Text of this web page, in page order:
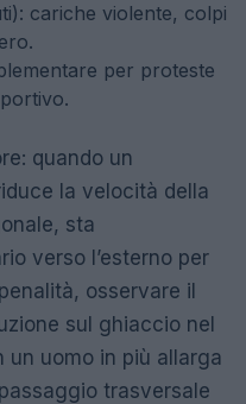
cariche violente, colpi
per proteste
quando un
la velocità della
sta
verso l’esterno per
osservare il
sul ghiaccio nel
uomo in più allarga
trasversale